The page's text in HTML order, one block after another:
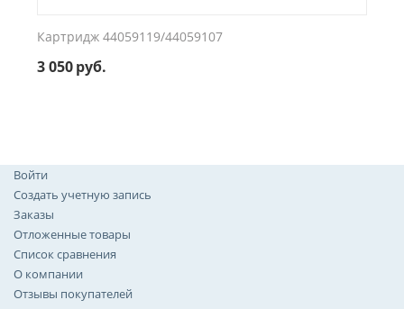
Картридж 44059119/44059107
3 050руб.
Войти
Создать учетную запись
Заказы
Отложенные товары
Список сравнения
О компании
Отзывы покупателей